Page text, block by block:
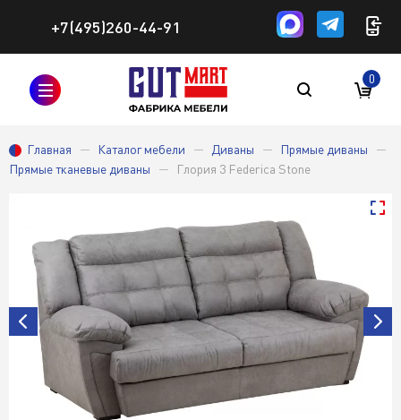
+7(495)260-44-91
0
Главная Каталог мебели Диваны
Прямые диваны
Прямые тканевые диваны
Глория 3 Federica Stone